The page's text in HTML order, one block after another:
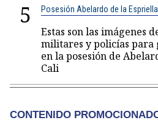
5 Posesión Abelardo de la Espriella
Estas son las imágenes
militares y policías
en la posesión de
Cali